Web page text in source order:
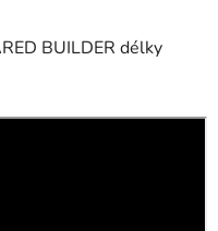
BUILDER délky